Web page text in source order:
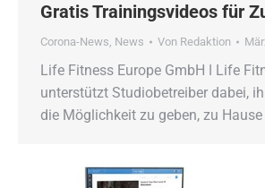
Gratis Trainingsvideos für
Corona-News, News Von Redaktion
Life Fitness Europe GmbH ǀ Life
unterstützt Studiobetreiber dabei,
die Möglichkeit zu geben, zu